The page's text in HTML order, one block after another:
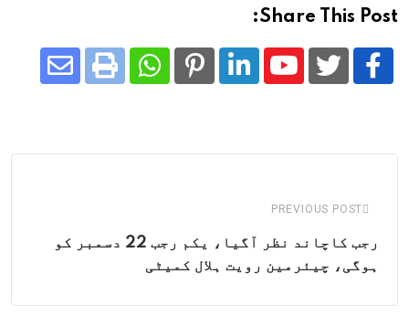
Share This Post:
Youtube
LinkedIn
Pinterest
Whatsapp
Print
PREVIOUS POST
رجب کاچاند نظر آگیا، یکم رجب 22 دسمبر کو
ہوگی، چیئرمین رویت ہلال کمیٹی